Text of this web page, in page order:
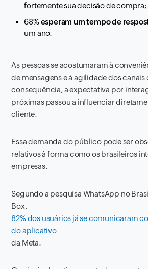
fortemente sua decisão de compra;
68%esperam um tempo de
um ano.
As pessoas se acostumaram à
de mensagens e à agilidade dos
consequência, a expectativa por
próximas passou a influenciar
cliente.
Essa demanda do público pode ser
relativos à forma como os brasileiros
empresas.
Segundo a pesquisa WhatsApp no
Box,
82% dos usuários já se comunicaram
do aplicativo
da Meta.